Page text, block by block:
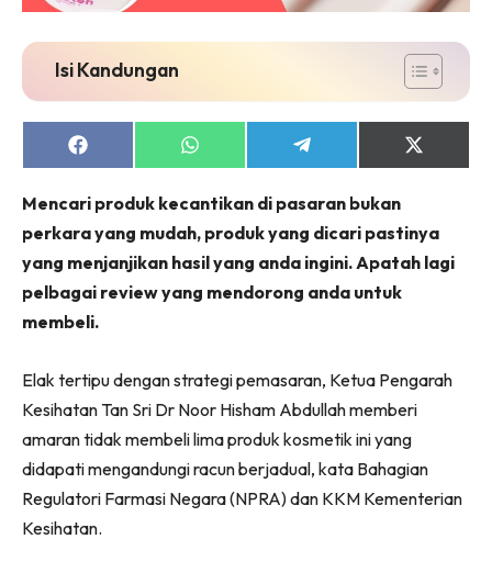
Isi Kandungan
Share
on
Share
on
Share
on
Share
on
Mencari produk kecantikan di pasaran bukan
perkara yang mudah, produk yang dicari pastinya
yang menjanjikan hasil yang anda ingini. Apatah lagi
pelbagai review yang mendorong anda untuk
membeli.
Elak tertipu dengan strategi pemasaran, Ketua Pengarah
Kesihatan Tan Sri Dr Noor Hisham Abdullah memberi
amaran tidak membeli lima produk kosmetik ini yang
didapati mengandungi racun berjadual, kata Bahagian
Regulatori Farmasi Negara (NPRA) dan KKM Kementerian
Kesihatan.